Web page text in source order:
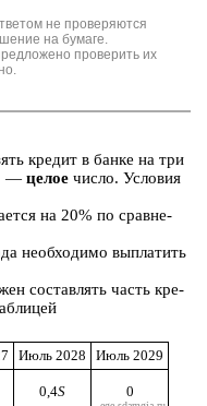
не проверяются
на бумаге.
проверить их
кре­дит в банке на три
— целое число. Усло­вия
на 20% по срав­не­
не­об­хо­ди­мо вы­пла­тить
со­став­лять часть кре­
Июль 2028
Июль 2029
0,4S 0